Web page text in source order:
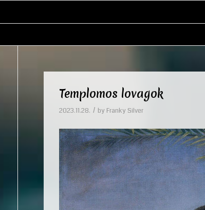
Templomos lovagok
2023.11.28. / by Franky Silver